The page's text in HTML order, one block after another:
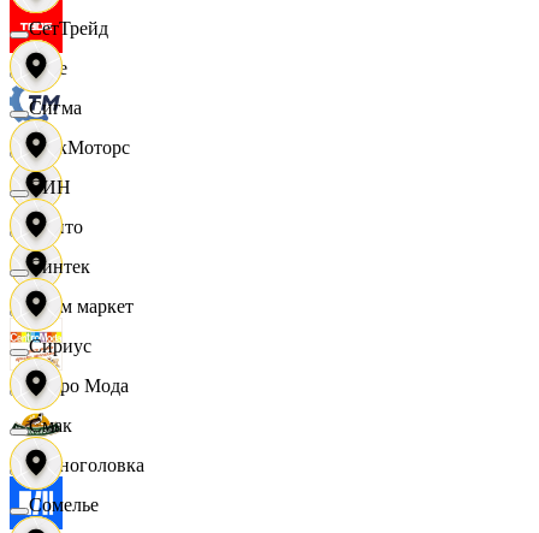
Твое
ТракМоторс
Фрито
Хоум маркет
Цетро Мода
Черноголовка
СетТрейд
Сигма
СИН
Синтек
Сириус
Смак
Сомелье